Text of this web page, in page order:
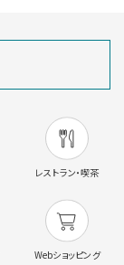
レストラン・喫茶
Webショッピング